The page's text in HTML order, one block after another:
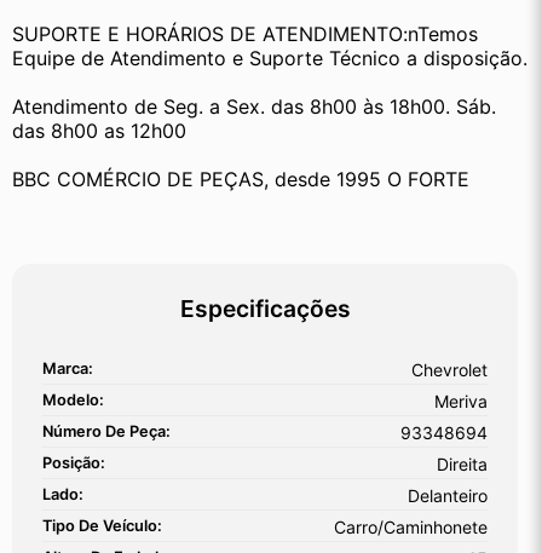
SUPORTE E HORÁRIOS DE ATENDIMENTO:nTemos
Equipe de Atendimento e Suporte Técnico a disposição.
Atendimento de Seg. a Sex. das 8h00 às 18h00. Sáb.
das 8h00 as 12h00
BBC COMÉRCIO DE PEÇAS, desde 1995 O FORTE
Especificações
Marca: Chevrolet
Modelo: Meriva
Número De Peça: 93348694
Posição: Direita
Lado: Delanteiro
Tipo De Veículo: Carro/Caminhonete